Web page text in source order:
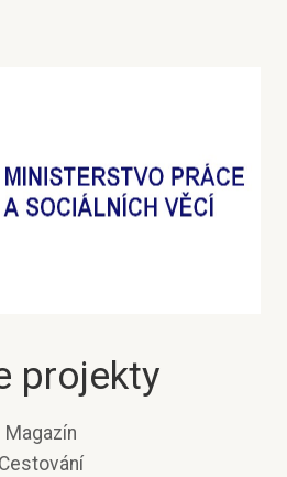
projekty
Magazín
Cestování